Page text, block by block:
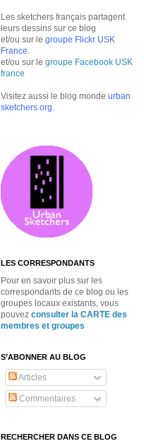
Les sketchers français partagent
leurs dessins sur ce blog
et/ou sur le groupe Flickr USK
France
et/ou sur le groupe Facebook USK
france
Visitez aussi le blog monde urban
sketchers.org
LES CORRESPONDANTS
Pour en savoir plus sur les
correspondants de ce blog ou les
groupes locaux existants, vous
pouvez consulter la CARTE des
membres et groupes
S’ABONNER AU BLOG
Articles
Commentaires
RECHERCHER DANS CE BLOG